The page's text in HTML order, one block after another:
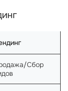
Сбор